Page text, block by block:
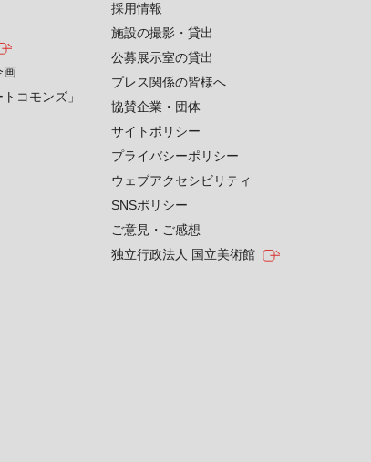
画
コモンズ」
採用情報
施設の撮影・貸出
公募展示室の貸出
プレス関係の皆様へ
協賛企業・団体
サイトポリシー
プライバシーポリシー
ウェブアクセシビリティ
SNSポリシー
ご意見・ご感想
独立行政法人 国立美術館